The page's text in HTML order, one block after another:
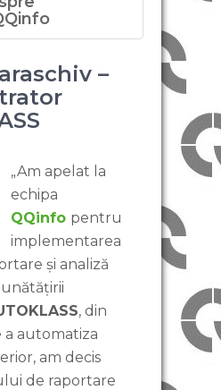
–
„Am apelat la
echipa
QQinfo pentru
implementarea
și analiză
, din
a automatiza
am decis
de raportare